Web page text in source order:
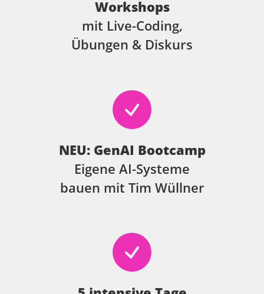
Workshops
mit Live-Coding,
Übungen & Diskurs
NEU: GenAI Bootcamp
Eigene AI-Systeme
bauen mit Tim Wüllner